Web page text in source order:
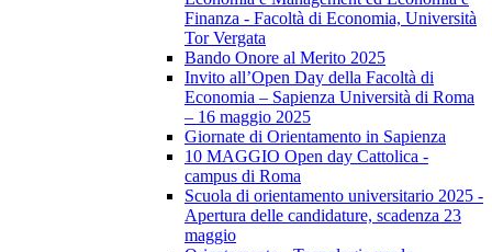
Finanza - Facoltà di Economia, Università
Tor Vergata
Bando Onore al Merito 2025
Invito all’Open Day della Facoltà di
Economia – Sapienza Università di Roma
– 16 maggio 2025
Giornate di Orientamento in Sapienza
10 MAGGIO Open day Cattolica -
campus di Roma
Scuola di orientamento universitario 2025 -
Apertura delle candidature, scadenza 23
maggio